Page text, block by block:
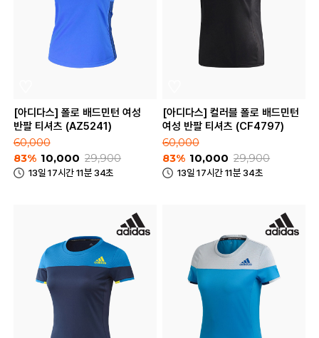
[아디다스] 폴로 배드민턴 여성
반팔 티셔츠 (AZ5241)
60,000
83% 10,000 29,900
13일 17시간 11분 34초
[아디다스] 컬러블 폴로 배드민턴
여성 반팔 티셔츠 (CF4797)
60,000
83% 10,000 29,900
13일 17시간 11분 34초